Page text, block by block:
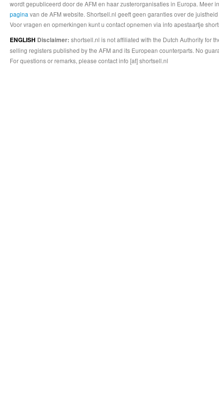
wordt gepubliceerd door de AFM en haar zusterorganisaties in Europa.
pagina van de AFM website. Shortsell.nl geeft geen garanties over de
Voor vragen en opmerkingen kunt u contact opnemen via info apestaartje
ENGLISH Disclaimer: shortsell.nl is not affiliated with the Dutch Authority for
selling registers published by the AFM and its European counterparts. No
For questions or remarks, please contact info [at] shortsell.nl